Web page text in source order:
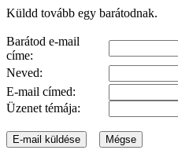
Küldd tovább egy barátodnak.
Barátod e-mail
címe:
Neved:
E-mail címed:
Üzenet témája: